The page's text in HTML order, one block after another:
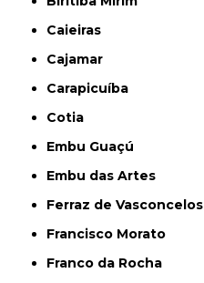
Caieiras
Cajamar
Carapicuíba
Cotia
Embu Guaçú
Embu das Artes
Ferraz de Vasconcelos
Francisco Morato
Franco da Rocha